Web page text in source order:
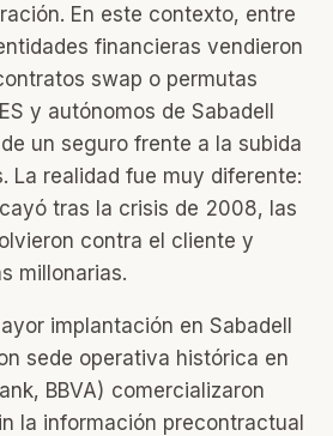
En este contexto, entre
financieras vendieron
swap o permutas
y autónomos de Sabadell
un seguro frente a la subida
La realidad fue muy diferente:
tras la crisis de 2008, las
contra el cliente y
millonarias.
implantación en Sabadell
sede operativa histórica en
BBVA) comercializaron
la información precontractual